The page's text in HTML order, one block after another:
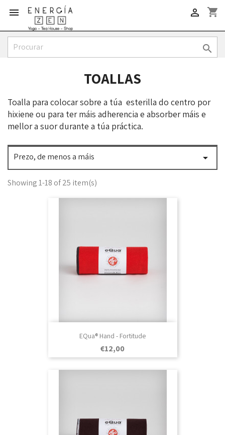
 shopping_cart


TOALLAS
Toalla para colocar sobre a túa esterilla do centro por
hixiene ou para ter máis adherencia e absorber máis e
mellor a suor durante a túa práctica.
Prezo, de menos a máis 
Showing 1-18 of 25 item(s)
EQua® Hand - Fortitude
Prezo
€12,00